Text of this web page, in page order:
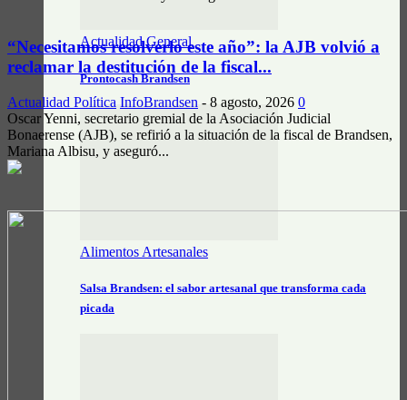
Actualidad General
Prontocash Brandsen
Alimentos Artesanales
Salsa Brandsen: el sabor artesanal que transforma cada
picada
“Necesitamos resolverlo este año”: la AJB volvió a
reclamar la destitución de la fiscal...
Actualidad Política InfoBrandsen - 8 agosto, 2026 0
Oscar Yenni, secretario gremial de la Asociación Judicial
Bonaerense (AJB), se refirió a la situación de la fiscal de Brandsen,
Mariana Albisu, y aseguró...